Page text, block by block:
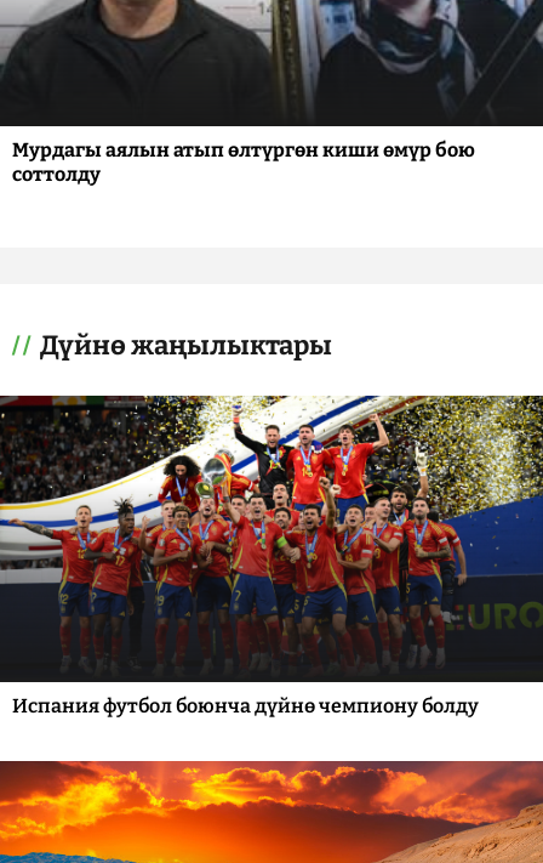
Мурдагы аялын атып өлтүргөн киши өмүр бою
соттолду
Дүйнө жаңылыктары
Испания футбол боюнча дүйнө чемпиону болду